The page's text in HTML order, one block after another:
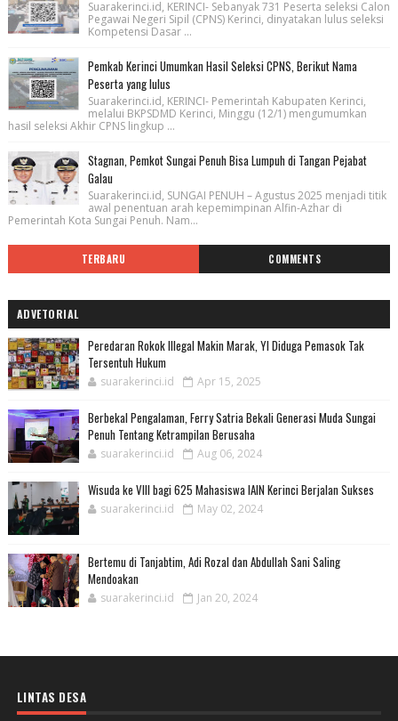
Suarakerinci.id, KERINCI- Sebanyak 731 Peserta seleksi Calon
Pegawai Negeri Sipil (CPNS) Kerinci, dinyatakan lulus seleksi
Kompetensi Dasar ...
Pemkab Kerinci Umumkan Hasil Seleksi CPNS, Berikut Nama
Peserta yang lulus
Suarakerinci.id, KERINCI- Pemerintah Kabupaten Kerinci,
melalui BKPSDMD Kerinci, Minggu (12/1) mengumumkan
hasil seleksi Akhir CPNS lingkup ...
Stagnan, Pemkot Sungai Penuh Bisa Lumpuh di Tangan Pejabat
Galau
Suarakerinci.id, SUNGAI PENUH – Agustus 2025 menjadi titik
awal penentuan arah kepemimpinan Alfin-Azhar di
Pemerintah Kota Sungai Penuh. Nam...
TERBARU COMMENTS
ADVETORIAL
Peredaran Rokok Illegal Makin Marak, YI Diduga Pemasok Tak
Tersentuh Hukum
suarakerinci.id Apr 15, 2025
Berbekal Pengalaman, Ferry Satria Bekali Generasi Muda Sungai
Penuh Tentang Ketrampilan Berusaha
suarakerinci.id Aug 06, 2024
Wisuda ke VIII bagi 625 Mahasiswa IAIN Kerinci Berjalan Sukses
suarakerinci.id May 02, 2024
Bertemu di Tanjabtim, Adi Rozal dan Abdullah Sani Saling
Mendoakan
suarakerinci.id Jan 20, 2024
LINTAS DESA